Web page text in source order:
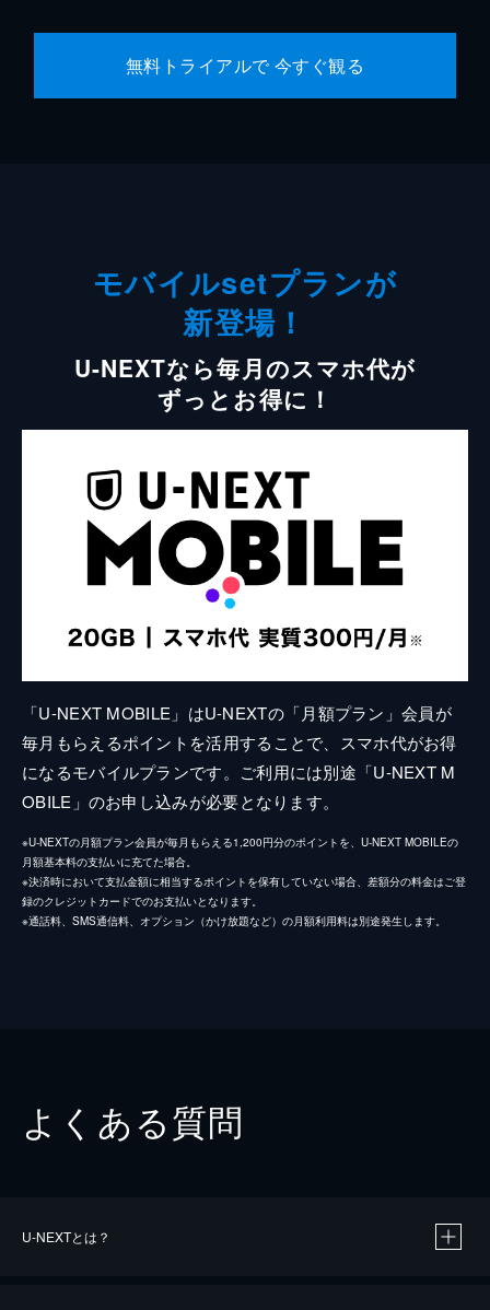
無料トライアルで 今すぐ観る
モバイルsetプランが
新登場！
U-NEXTなら毎月のスマホ代が
ずっとお得に！
「U-NEXT MOBILE」はU-NEXTの「月額プラン」会員が
毎月もらえるポイントを活用することで、スマホ代がお得
になるモバイルプランです。ご利用には別途「U-NEXT M
OBILE」のお申し込みが必要となります。
※U-NEXTの月額プラン会員が毎月もらえる1,200円分のポイントを、U-NEXT MOBILEの
月額基本料の支払いに充てた場合。
※決済時において支払金額に相当するポイントを保有していない場合、差額分の料金はご登
録のクレジットカードでのお支払いとなります。
※通話料、SMS通信料、オプション（かけ放題など）の月額利用料は別途発生します。
よくある質問
U-NEXTとは？